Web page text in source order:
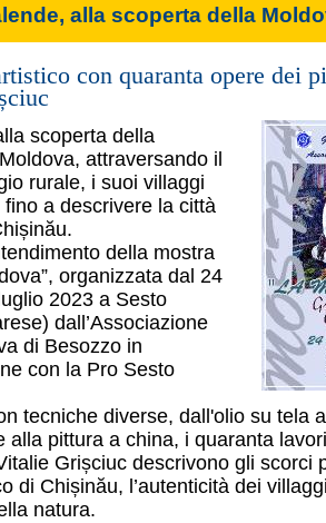
alla scoperta della
con quaranta opere dei
scoperta della
attraversando il
rurale, i suoi villaggi
a descrivere la città
della mostra
organizzata dal 24
2023 a Sesto
dall’Associazione
di Besozzo in
con la Pro Sesto
tecniche diverse, dall'olio su tela
alla pittura a china, i quaranta
Grișciuc descrivono gli scorci
di Chișinău, l’autenticità dei
natura.